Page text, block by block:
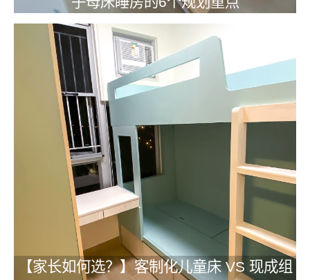
【家长如何选？】客制化儿童床 VS 现成组